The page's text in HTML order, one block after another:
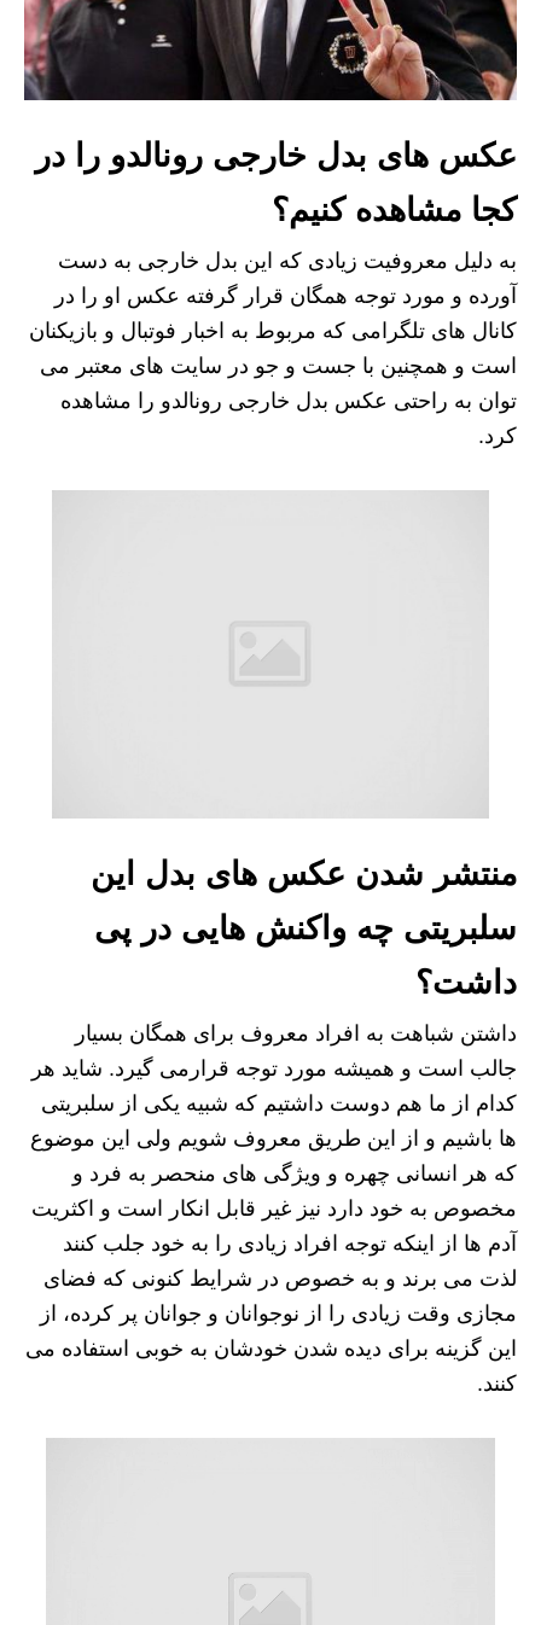
عکس های بدل خارجی رونالدو را در
کجا مشاهده کنیم؟
به دلیل معروفیت زیادی که این بدل خارجی به دست
آورده و مورد توجه همگان قرار گرفته عکس او را در
کانال های تلگرامی که مربوط به اخبار فوتبال و بازیکنان
است و همچنین با جست و جو در سایت های معتبر می
توان به راحتی عکس بدل خارجی رونالدو را مشاهده
کرد.
منتشر شدن عکس های بدل این
سلبریتی چه واکنش هایی در پی
داشت؟
داشتن شباهت به افراد معروف برای همگان بسیار
جالب است و همیشه مورد توجه قرارمی گیرد. شاید هر
کدام از ما هم دوست داشتیم که شبیه یکی از سلبریتی
ها باشیم و از این طریق معروف شویم ولی این موضوع
که هر انسانی چهره و ویژگی های منحصر به فرد و
مخصوص به خود دارد نیز غیر قابل انکار است و اکثریت
آدم ها از اینکه توجه افراد زیادی را به خود جلب کنند
لذت می برند و به خصوص در شرایط کنونی که فضای
مجازی وقت زیادی را از نوجوانان و جوانان پر کرده، از
این گزینه برای دیده شدن خودشان به خوبی استفاده می
کنند.